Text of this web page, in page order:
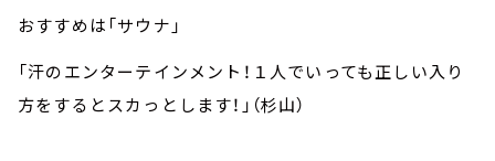
おすすめは「サウナ」
「汗のエンターテインメント！１人でいっても正しい入り
方をするとスカっとします！」（杉山）